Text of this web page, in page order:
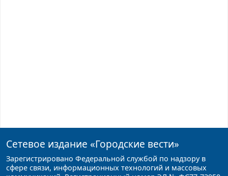
Сетевое издание «Городские вести»
Зарегистрировано Федеральной службой по надзору в
сфере связи, информационных технологий и массовых